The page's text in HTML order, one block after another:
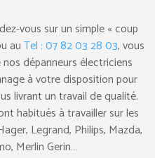
vous sur un simple « coup
auTel : 07 82 03 28 03, vous
dépanneurs électriciens
à votre disposition pour
livrant un travail de qualité.
habitués à travailler sur les
Legrand, Philips, Mazda,
Merlin Gerin…